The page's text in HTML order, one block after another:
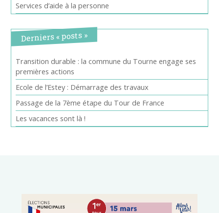
Services d’aide à la personne
Derniers « posts »
Transition durable : la commune du Tourne engage ses
premières actions
Ecole de l’Estey : Démarrage des travaux
Passage de la 7ème étape du Tour de France
Les vacances sont là !